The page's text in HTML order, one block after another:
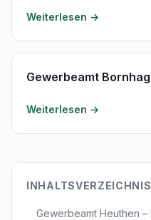
Weiterlesen →
Gewerbeamt
Weiterlesen →
INHALTSVERZEICHNIS
Gewerbeamt Heuthen